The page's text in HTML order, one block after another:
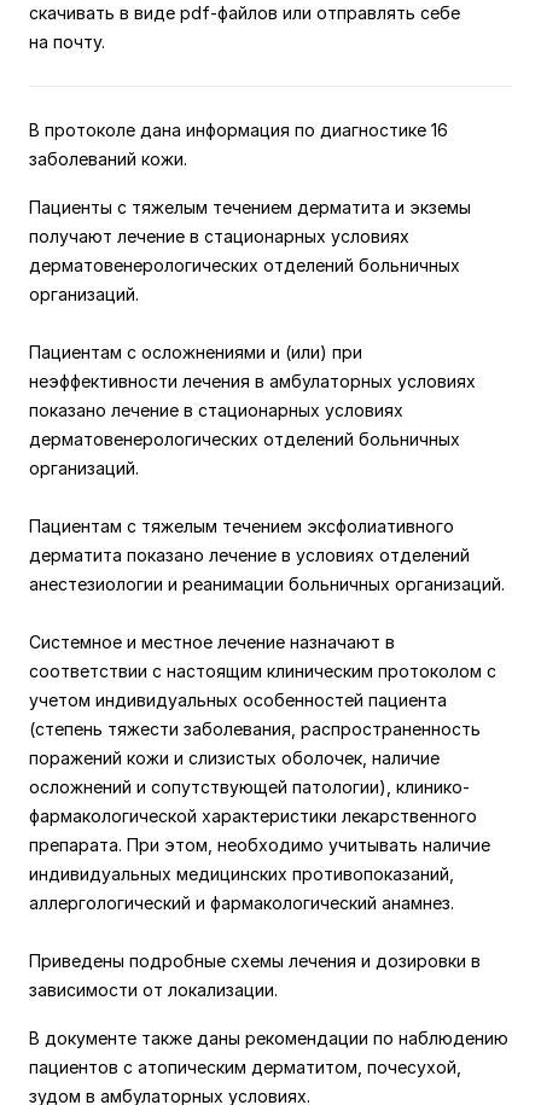
скачивать в виде pdf-файлов или отправлять себе
на почту.
В протоколе дана информация по диагностике 16
заболеваний кожи.
Пациенты с тяжелым течением дерматита и экземы
получают лечение в стационарных условиях
дерматовенерологических отделений больничных
организаций.
Пациентам с осложнениями и (или) при
неэффективности лечения в амбулаторных условиях
показано лечение в стационарных условиях
дерматовенерологических отделений больничных
организаций.
Пациентам с тяжелым течением эксфолиативного
дерматита показано лечение в условиях отделений
анестезиологии и реанимации больничных организаций.
Системное и местное лечение назначают в
соответствии с настоящим клиническим протоколом с
учетом индивидуальных особенностей пациента
(степень тяжести заболевания, распространенность
поражений кожи и слизистых оболочек, наличие
осложнений и сопутствующей патологии), клинико-
фармакологической характеристики лекарственного
препарата. При этом, необходимо учитывать наличие
индивидуальных медицинских противопоказаний,
аллергологический и фармакологический анамнез.
Приведены подробные схемы лечения и дозировки в
зависимости от локализации.
В документе также даны рекомендации по наблюдению
пациентов с атопическим дерматитом, почесухой,
зудом в амбулаторных условиях.